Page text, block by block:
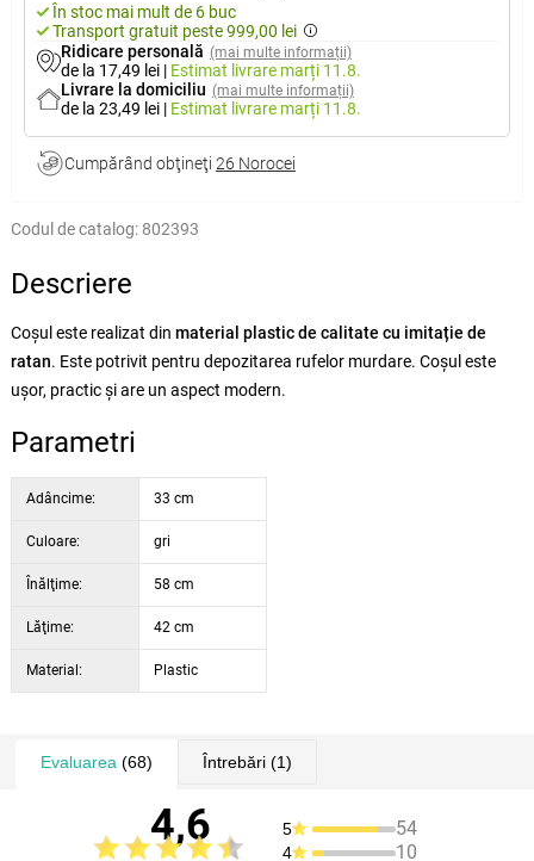
În stoc mai mult de 6 buc
Transport gratuit peste 999,00 lei
Ridicare personală (mai multe informații)
de la 17,49 lei | Estimat livrare marți 11.8.
Livrare la domiciliu (mai multe informații)
de la 23,49 lei | Estimat livrare marți 11.8.
Cumpărând obţineţi 26 Norocei
Codul de catalog: 802393
Descriere
Coșul este realizat din material plastic de calitate cu imitație de
ratan. Este potrivit pentru depozitarea rufelor murdare. Coșul este
ușor, practic și are un aspect modern.
Parametri
Adâncime: 33 cm
Culoare: gri
Înălţime: 58 cm
Lăţime: 42 cm
Material: Plastic
Evaluarea (68) Întrebări(1)
4,6 5 54
4 10